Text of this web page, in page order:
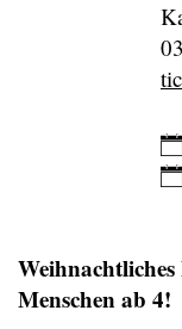
Menschen ab 4!